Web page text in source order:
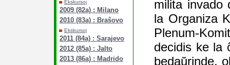
Ekskursoj
2009 (82a) : Milano
2010 (83a) : Braŝovo
Ekskursoj
2011 (84a) : Sarajevo
2012 (85a) : Jalto
2013 (86a) : Madrido
milita invado
la Organiza
Plenum-
decidis ke la
bedaŭrinde,